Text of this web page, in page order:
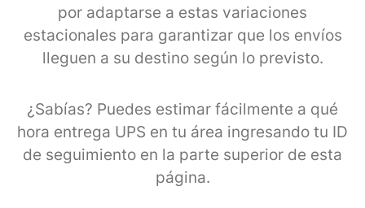
por adaptarse a estas variaciones
estacionales para garantizar que los envíos
lleguen a su destino según lo previsto.
¿Sabías? Puedes estimar fácilmente a qué
hora entrega UPS en tu área ingresando tu ID
de seguimiento en la parte superior de esta
página.